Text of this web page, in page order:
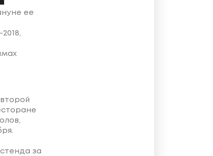
ее
за